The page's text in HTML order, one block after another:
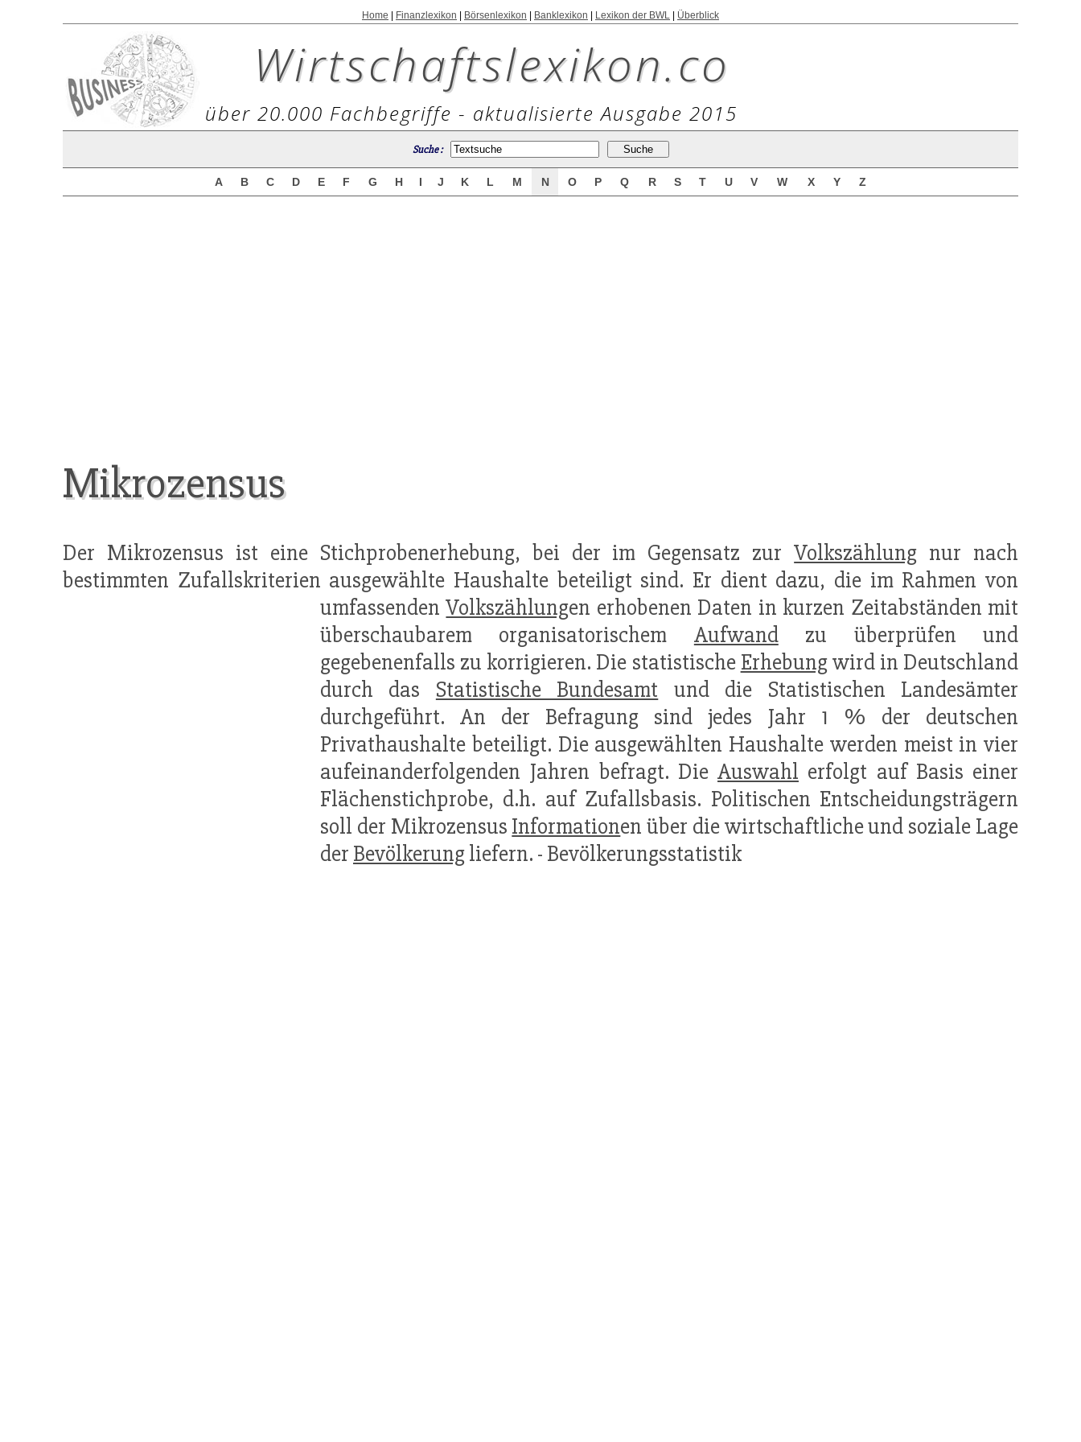
Home Finanzlexikon Börsenlexikon Banklexikon Lexikon der BWL Überblick
Wirtschaftslexikon.co
über 20.000 Fachbegriffe - aktualisierte Ausgabe 2015
Suche :
A B C D E F G H I J K L M N O P Q R S T U V W X Y Z
Mikrozensus
Der Mikrozensus ist eine Stichprobenerhebung, bei der im Gegensatz zurVolkszählung nur nach
bestimmten Zufallskriterien ausgewählte Haushalte beteiligt sind. Er dient dazu, die im Rahmen von
umfassendenVolkszählungen erhobenen Daten in kurzen Zeitabständen mit
überschaubarem organisatorischem Aufwandzu überprüfen und
gegebenenfalls zu korrigieren. Die statistische Erhebungwird in Deutschland
durch das Statistische Bundesamt und die Statistischen Landesämter
durchgeführt. An der Befragung sind jedes Jahr 1 % der deutschen
Privathaushalte beteiligt. Die ausgewählten Haushalte werden meist in vier
aufeinanderfolgenden Jahren befragt. Die Auswahl erfolgt auf Basis einer
Flächenstichprobe, d.h. auf Zufallsbasis. Politischen Entscheidungsträgern
soll der Mikrozensus Informationen über die wirtschaftliche und soziale Lage
der Bevölkerungliefern. - Bevölkerungsstatistik